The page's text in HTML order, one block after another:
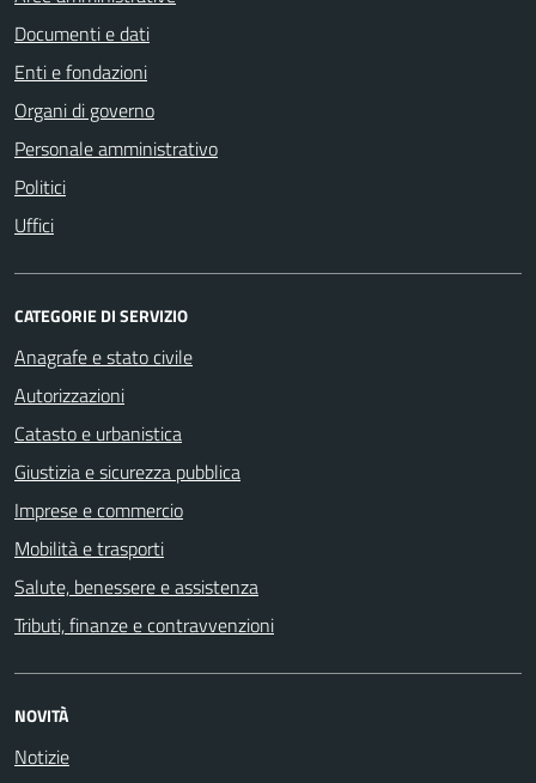
Documenti e dati
Enti e fondazioni
Organi di governo
Personale amministrativo
Politici
Uffici
CATEGORIE DI SERVIZIO
Anagrafe e stato civile
Autorizzazioni
Catasto e urbanistica
Giustizia e sicurezza pubblica
Imprese e commercio
Mobilità e trasporti
Salute, benessere e assistenza
Tributi, finanze e contravvenzioni
NOVITÀ
Notizie